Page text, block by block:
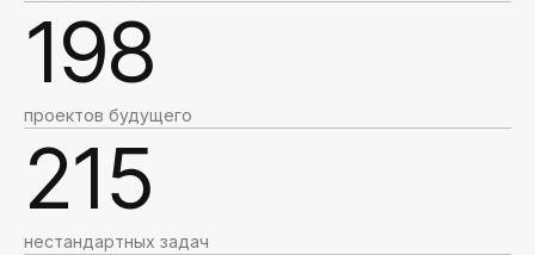
198
проектов будущего
215
нестандартных задач